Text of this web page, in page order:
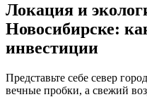
Локация и
Новосибирске:
инвестиции
Представьте себе север
вечные пробки, а свежий